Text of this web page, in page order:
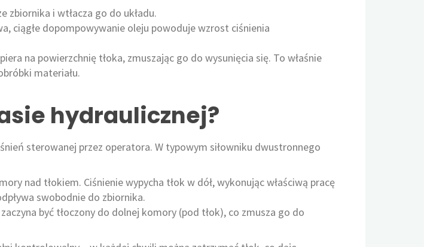
zbiornika i wtłacza go do układu.
ciągłe dopompowywanie oleju powoduje wzrost ciśnienia
na powierzchnię tłoka, zmuszając go do wysunięcia się. To właśnie
materiału.
hydraulicznej?
sterowanej przez operatora. W typowym siłowniku dwustronnego
nad tłokiem. Ciśnienie wypycha tłok w dół, wykonując właściwą pracę
swobodnie do zbiornika.
być tłoczony do dolnej komory (pod tłok), co zmusza go do